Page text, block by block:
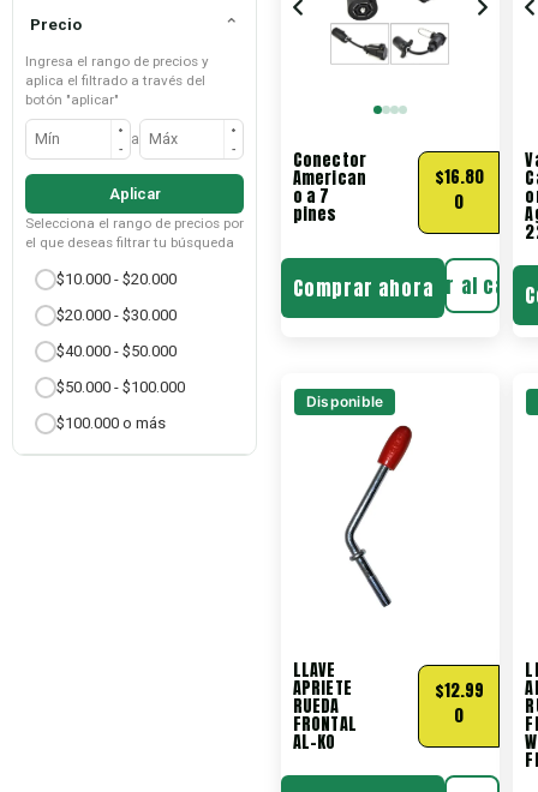
Precio ⌄
Ingresa el rango de precios y
aplica el filtrado a través del
botón "aplicar"
+
−
a
+
−
Aplicar
Selecciona el rango de precios por
el que deseas filtrar tu búsqueda
$10.000 - $20.000
$20.000 - $30.000
$40.000 - $50.000
$50.000 - $100.000
$100.000 o más
Conector
American
o a 7
pines
$16.80
0
Comprar ahoraAñadir al
Disponible
LLAVE
APRIETE
RUEDA
FRONTAL
AL-KO
$12.99
0